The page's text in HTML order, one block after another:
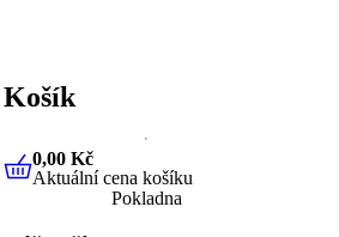
Košík
0,00 KčAktuální cena košíku
0,00 Kč
Aktuální cena košíku
Pokladna